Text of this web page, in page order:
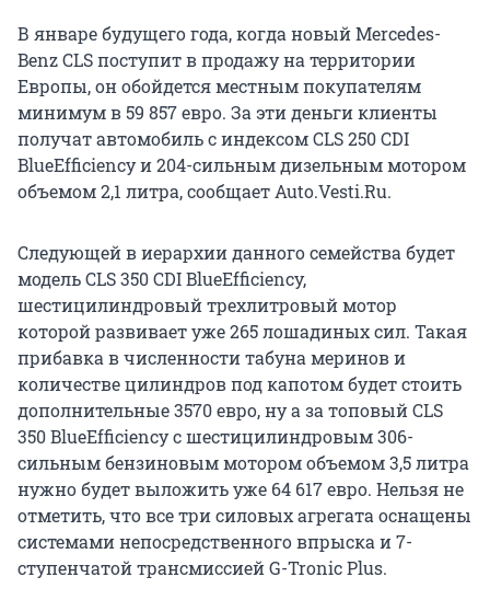
В январе будущего года, когда новый Mercedes-
Benz CLS поступит в продажу на территории
Европы, он обойдется местным покупателям
минимум в 59 857 евро. За эти деньги клиенты
получат автомобиль с индексом CLS 250 CDI
BlueEfficiency и 204-сильным дизельным мотором
объемом 2,1 литра, сообщает Auto.Vesti.Ru.
Следующей в иерархии данного семейства будет
модель CLS 350 CDI BlueEfficiency,
шестицилиндровый трехлитровый мотор
которой развивает уже 265 лошадиных сил. Такая
прибавка в численности табуна меринов и
количестве цилиндров под капотом будет стоить
дополнительные 3570 евро, ну а за топовый CLS
350 BlueEfficiency с шестицилиндровым 306-
сильным бензиновым мотором объемом 3,5 литра
нужно будет выложить уже 64 617 евро. Нельзя не
отметить, что все три силовых агрегата оснащены
системами непосредственного впрыска и 7-
ступенчатой трансмиссией G-Tronic Plus.